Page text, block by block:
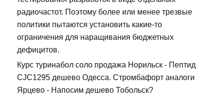
радиочастот. Поэтому более или менее трезвые
политики пытаются установить какие-то
ограничения для наращивания бюджетных
дефицитов.
Курс туринабол соло продажа Норильск - Пептид
CJC1295 дешево Одесса. Стромбафорт аналоги
Ярцево - Напосим дешево Тобольск?